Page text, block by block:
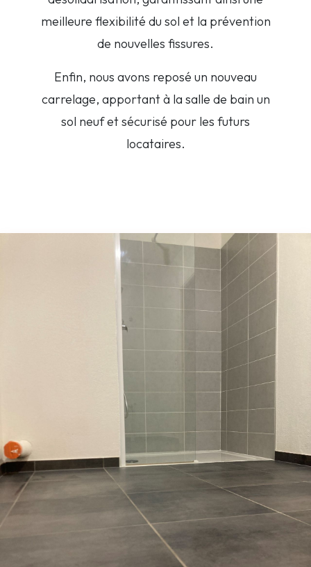
meilleure flexibilité du sol et la prévention
de nouvelles fissures.
Enfin, nous avons reposé un nouveau
carrelage, apportant à la salle de bain un
sol neuf et sécurisé pour les futurs
locataires.